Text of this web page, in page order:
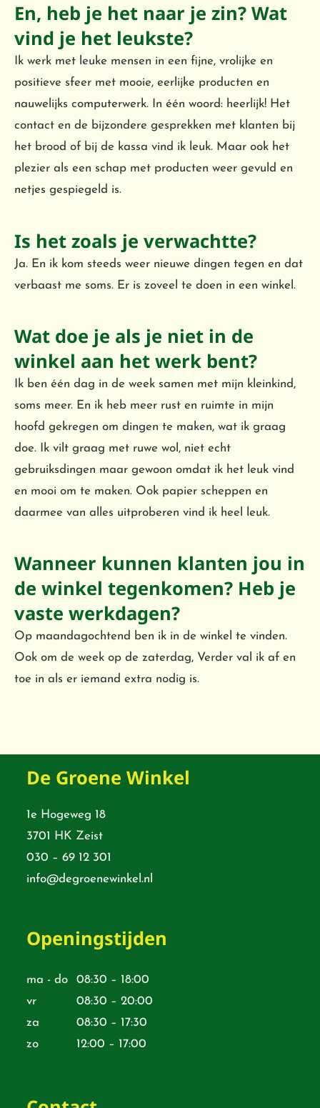
En, heb je het naar je zin? Wat
vind je het leukste?
Ik werk met leuke mensen in een fijne, vrolijke en
positieve sfeer met mooie, eerlijke producten en
nauwelijks computerwerk. In één woord: heerlijk! Het
contact en de bijzondere gesprekken met klanten bij
het brood of bij de kassa vind ik leuk. Maar ook het
plezier als een schap met producten weer gevuld en
netjes gespiegeld is.
Is het zoals je verwachtte?
Ja. En ik kom steeds weer nieuwe dingen tegen en dat
verbaast me soms. Er is zoveel te doen in een winkel.
Wat doe je als je niet in de
winkel aan het werk bent?
Ik ben één dag in de week samen met mijn kleinkind,
soms meer. En ik heb meer rust en ruimte in mijn
hoofd gekregen om dingen te maken, wat ik graag
doe. Ik vilt graag met ruwe wol, niet echt
gebruiksdingen maar gewoon omdat ik het leuk vind
en mooi om te maken. Ook papier scheppen en
daarmee van alles uitproberen vind ik heel leuk.
Wanneer kunnen klanten jou in
de winkel tegenkomen? Heb je
vaste werkdagen?
Op maandagochtend ben ik in de winkel te vinden.
Ook om de week op de zaterdag, Verder val ik af en
toe in als er iemand extra nodig is.
De Groene Winkel
1e Hogeweg 18
3701 HK Zeist
030 – 69 12 301
info@degroenewinkel.nl
Openingstijden
ma - do
vr
za
zo
08:30 – 18:00
08:30 – 20:00
08:30 – 17:30
12:00 – 17:00